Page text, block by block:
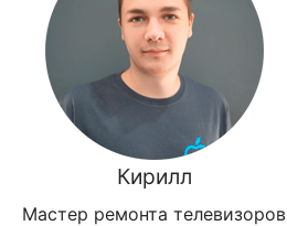
Кирилл
Мастер ремонта телевизоров